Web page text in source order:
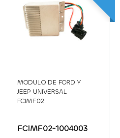
MODULO DE FORD Y
JEEP UNIVERSAL
FCIMF02
FCIMF02-1004003